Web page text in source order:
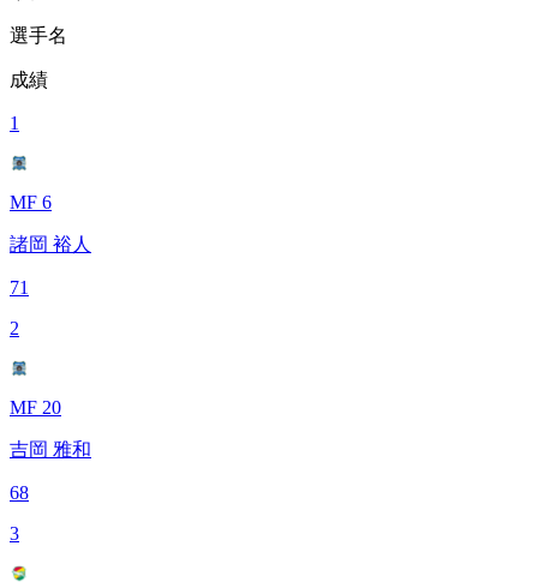
選手名
成績
1
MF 6
諸岡 裕人
71
2
MF 20
吉岡 雅和
68
3